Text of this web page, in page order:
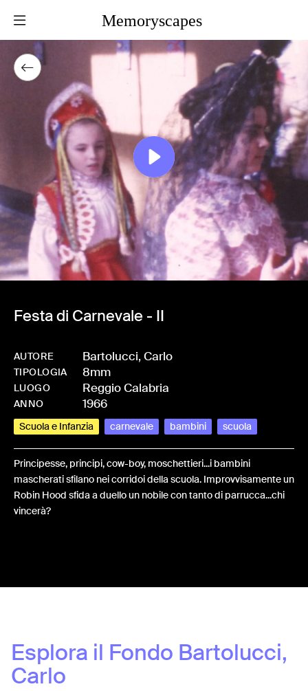
Memoryscapes
Festa di Carnevale - II
AUTORE Bartolucci, Carlo
TIPOLOGIA 8mm
LUOGO Reggio Calabria
ANNO 1966
Scuola e Infanzia carnevale bambini scuola
Principesse, principi, cow-boy, moschettieri...i bambini
mascherati sfilano nei corridoi della scuola. Improvvisamente un
Robin Hood sfida a duello un nobile con tanto di parrucca...chi
vincerà?
Esplora il Fondo Bartolucci,
Carlo